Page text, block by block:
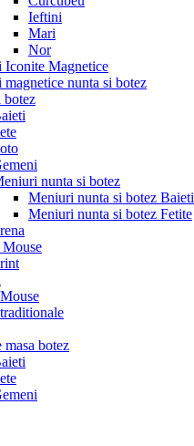
Ieftini
Mari
Nor
Iconite Magnetice
nunta si botez
nunta si botez
Meniuri nunta si botez Baieti
Meniuri nunta si botez Fetite
masa botez